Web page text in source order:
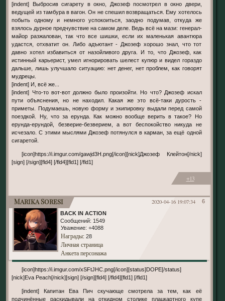
[indent] Выбросив сигарету в окно, Джозеф посмотрел в окно двери,
ведущей из тамбура в вагон. Он не спешил возвращаться. Ему хотелось
побыть одному и немного успокоиться, заодно подумав, откуда же
взялось дурное предчувствие на самом деле. Ведь всё на мази: генерал-
майор разжалован, так что все шишки, если их маленькая авантюра
удастся, отхватит он. Либо адъютант - Джозеф хорошо знал, что тот
давно хотел избавиться от назойливого друга. И то, что Джозеф, как
истинный карьерист, умел игнорировать шелест купюр и видел гораздо
дальше, лишь улучшало ситуацию: нет денег, нет проблем, как говорят
мудрецы.
[indent] И, всё же...
[indent] Что-то вот-вот должно было произойти. Но что? Джозеф искал
пути объяснения, но не находил. Какая же это всё-таки дурость -
приметы. Подумаешь, новую форму и экипировку выдали перед самой
поездкой. Ну, что за ерунда. Как можно вообще верить в такое? Но
ерунда-ерундой, безверие-безверием, а вот беспокойство никуда не
исчезало. С этими мыслями Джозеф потянулся в карман, за ещё одной
сигаретой.
[icon]https://i.imgur.com/gawjd3H.png[/icon][nick]Джозеф Клейтон[/nick]
[sign] [/sign][fld4] [/fld4][fld1] [/fld1]
+13
6
2020-04-16 19:07:34
Marika Soresi
BACK IN ACTION
Сообщений: 1549
Уважение: +4088
Награды: 28
Личная страница
Анкета персонажа
[icon]https://i.imgur.com/xSFtJHC.png[/icon][status]DOPE[/status]
[nick]Eva Peach[/nick][sign] [/sign][fld4] [/fld4][fld1] [/fld1]
[indent] Капитан Ева Пич скучающе смотрела за тем, как её
подчинённые раскидывали на откидном столике плацкартного купе